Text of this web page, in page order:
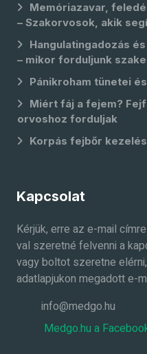
Memóriazavar,
– Szakorvosok, akik
Hangulatingadozás
– mikor forduljunk
Pánikroham tünetei
Miért fáj a fejem?
orvoshoz forduljak
Korpás fejbőr
Kapcsolat
Kérjük, erre az e-mail
val szeretné felvenni a
vagy boltot szeretne
adatlapjukon megadott e-
info@medgo.hu
Medgo.hu a